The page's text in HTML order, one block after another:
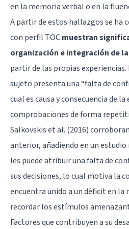
en la memoria verbal o en la
A partir de estos hallazgos se ha
con perfil TOCmuestran
organización e integración de
partir de las propias experiencias.
sujeto presenta una “falta de
cual es causa y consecuencia de la
comprobaciones de forma
Salkovskis et al. (2016)
anterior, añadiendo en un
les puede atribuir una falta de
sus decisiones, lo cual motiva la
encuentra unido a un déficit en
recordar los estímulos
Factores que contribuyen a su